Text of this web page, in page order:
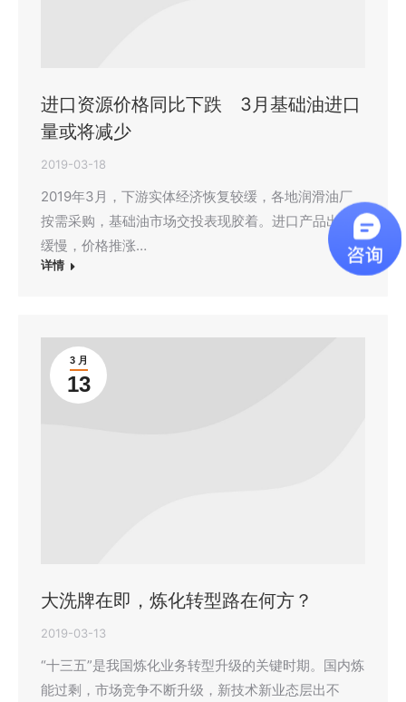
进口资源价格同比下跌 3月基础油进口
量或将减少
2019-03-18
2019年3月，下游实体经济恢复较缓，各地润滑油厂
按需采购，基础油市场交投表现胶着。进口产品出货
缓慢，价格推涨…
详情
3 月
13
大洗牌在即，炼化转型路在何方？
2019-03-13
“十三五”是我国炼化业务转型升级的关键时期。国内炼
能过剩，市场竞争不断升级，新技术新业态层出不